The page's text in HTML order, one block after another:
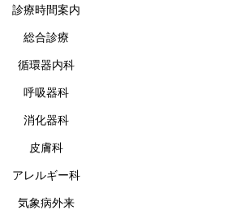
診療時間案内
総合診療
循環器内科
呼吸器科
消化器科
皮膚科
アレルギー科
気象病外来